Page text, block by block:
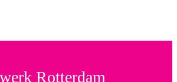
Rotterdam